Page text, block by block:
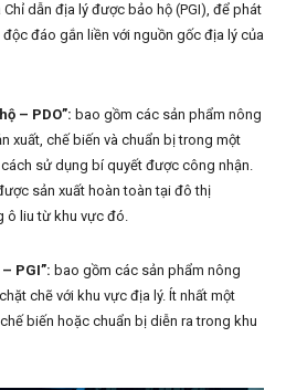
dẫn địa lý được bảo hộ (PGI), để phát
đáo gắn liền với nguồn gốc địa lý của
– PDO”: bao gồm các sản phẩm nông
xuất, chế biến và chuẩn bị trong một
sử dụng bí quyết được công nhận.
sản xuất hoàn toàn tại đô thị
ô liu từ khu vực đó.
PGI”: bao gồm các sản phẩm nông
chẽ với khu vực địa lý. Ít nhất một
biến hoặc chuẩn bị diễn ra trong khu